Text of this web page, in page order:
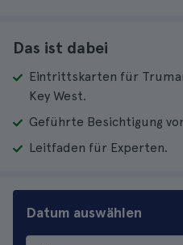
Das ist dabei
Eintrittskarten für
Key West.
Geführte Besichtigung
Leitfaden für Experten.
Datum auswählen